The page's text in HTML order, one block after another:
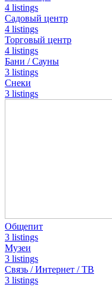
4 listings
Садовый центр
4 listings
Торговый центр
4 listings
Бани / Сауны
3 listings
Снеки
3 listings
Общепит
3 listings
Музеи
3 listings
Связь / Интернет / ТВ
3 listings